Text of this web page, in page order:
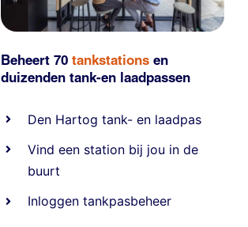
Beheert 70tankstationsen
duizendentank-en laadpassen
Den Hartog tank- en laadpas
Vind een station bij jou in de
buurt
Inloggen tankpasbeheer